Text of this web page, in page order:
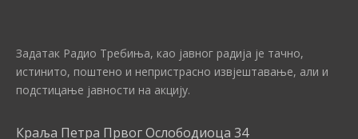
Задатак Радио Требиња, као јавног радија је тачно,
истинито, поштено и непристрасно извјештавање, али и
подстицање јавности на акцију.
Краља Петра Првог Ослободиоца 34